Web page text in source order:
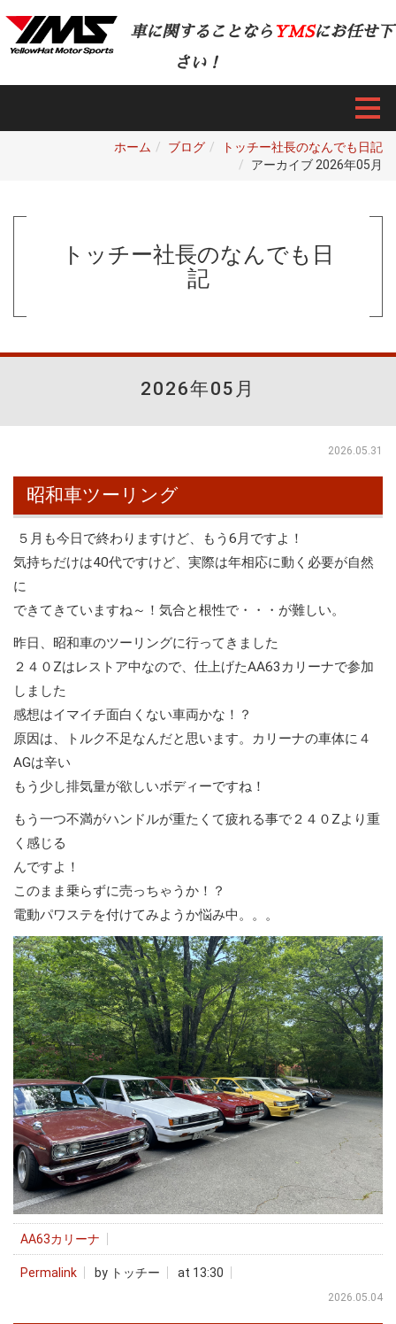
車に関することなら YMSにお任せ下
さい！
ホーム ブログ
トッチー社長のなんでも日記
アーカイブ 2026年05月
トッチー社長のなんでも日
記
2026年05月
2026.05.31
昭和車ツーリング
５月も今日で終わりますけど、もう6月ですよ！
気持ちだけは40代ですけど、実際は年相応に動く必要が自然
に
できてきていますね～！気合と根性で・・・が難しい。
昨日、昭和車のツーリングに行ってきました
２４０Zはレストア中なので、仕上げたAA63カリーナで参加
しました
感想はイマイチ面白くない車両かな！？
原因は、トルク不足なんだと思います。カリーナの車体に４
AGは辛い
もう少し排気量が欲しいボディーですね！
もう一つ不満がハンドルが重たくて疲れる事で２４０Zより重
く感じる
んですよ！
このまま乗らずに売っちゃうか！？
電動パワステを付けてみようか悩み中。。。
AA63カリーナ
Permalink by トッチー at 13:30
2026.05.04